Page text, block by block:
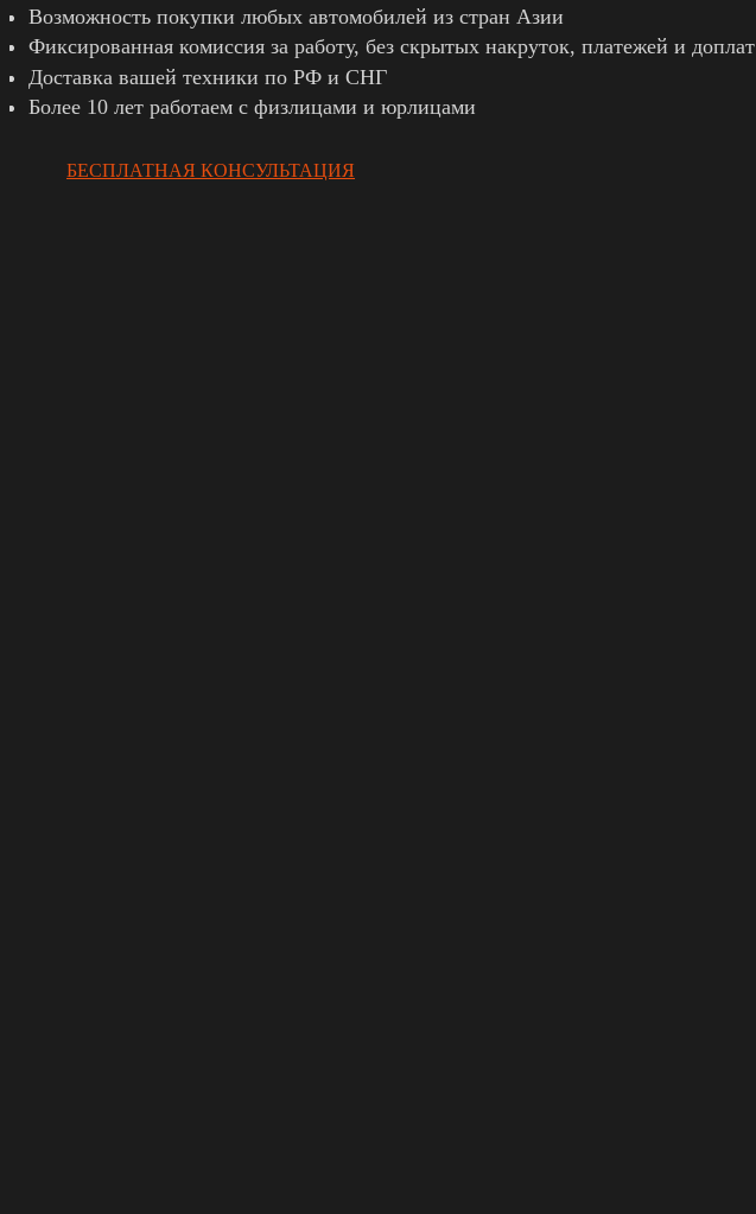
Возможность покупки любых автомобилей из стран Азии
Фиксированная комиссия за работу, без скрытых накруток, платежей и доплат
Доставка вашей техники по РФ и СНГ
Более 10 лет работаем с физлицами и юрлицами
БЕСПЛАТНАЯ КОНСУЛЬТАЦИЯ